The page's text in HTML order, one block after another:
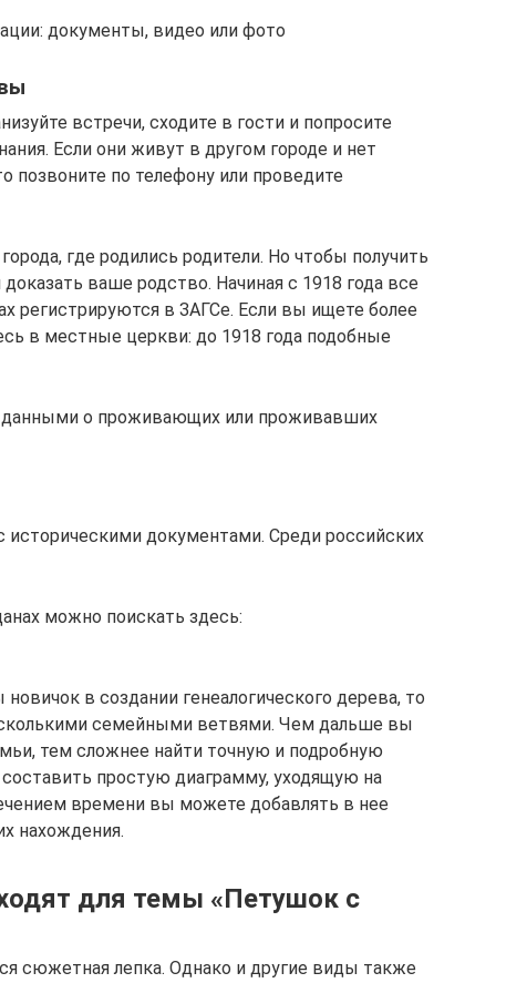
документы, видео или фото
встречи, сходите в гости и попросите
Если они живут в другом городе и нет
позвоните по телефону или проведите
где родились родители. Но чтобы получить
ваше родство. Начиная с 1918 года все
регистрируются в ЗАГСе. Если вы ищете более
в местные церкви: до 1918 года подобные
данными о проживающих или проживавших
историческими документами. Среди российских
можно поискать здесь:
в создании генеалогического дерева, то
семейными ветвями. Чем дальше вы
тем сложнее найти точную и подробную
простую диаграмму, уходящую на
времени вы можете добавлять в нее
нахождения.
для темы «Петушок с
сюжетная лепка. Однако и другие виды также